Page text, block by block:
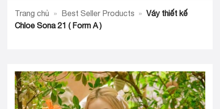
Australian Dollar
THB -฿
Thai Baht
QAR -QR
Qatari Rial
Trang chủ » Best Seller Products » Váy thiết kế
Chloe Sona 21 ( Form A )